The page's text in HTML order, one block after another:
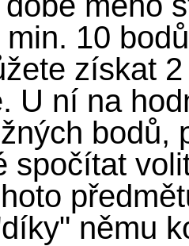
min. 10
získat
U ní na
bodů,
spočítat
němu